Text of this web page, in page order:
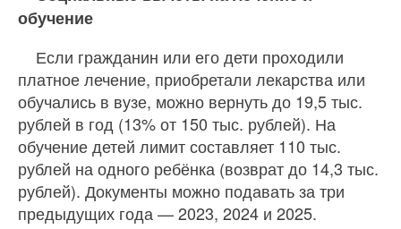
обучение
Если гражданин или его дети проходили
платное лечение, приобретали лекарства или
обучались в вузе, можно вернуть до 19,5 тыс.
рублей в год (13% от 150 тыс. рублей). На
обучение детей лимит составляет 110 тыс.
рублей на одного ребёнка (возврат до 14,3 тыс.
рублей). Документы можно подавать за три
предыдущих года — 2023, 2024 и 2025.